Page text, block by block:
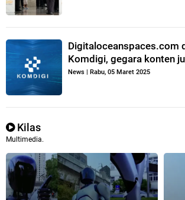
Digitaloceanspaces.com
Komdigi, gegara konten
News | Rabu, 05 Maret 2025
Kilas
Multimedia.